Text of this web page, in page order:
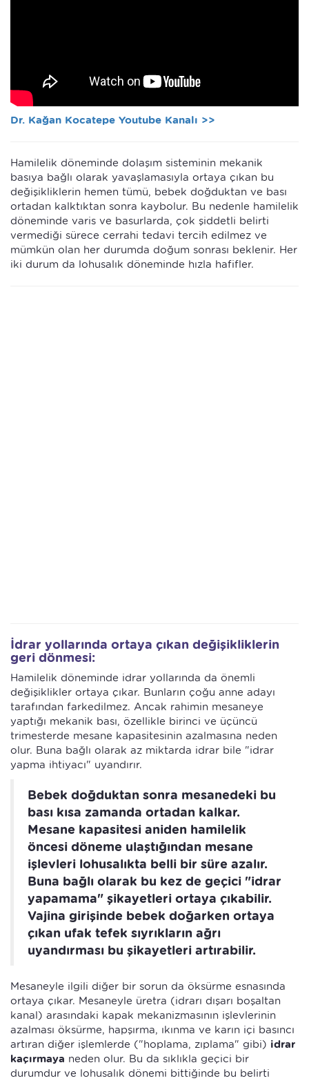
Dr. Kağan Kocatepe Youtube Kanalı >>
Hamilelik döneminde dolaşım sisteminin mekanik
basıya bağlı olarak yavaşlamasıyla ortaya çıkan bu
değişikliklerin hemen tümü, bebek doğduktan ve bası
ortadan kalktıktan sonra kaybolur. Bu nedenle hamilelik
döneminde varis ve basurlarda, çok şiddetli belirti
vermediği sürece cerrahi tedavi tercih edilmez ve
mümkün olan her durumda doğum sonrası beklenir. Her
iki durum da lohusalık döneminde hızla hafifler.
İdrar yollarında ortaya çıkan değişikliklerin
geri dönmesi:
Hamilelik döneminde idrar yollarında da önemli
değişiklikler ortaya çıkar. Bunların çoğu anne adayı
tarafından farkedilmez. Ancak rahimin mesaneye
yaptığı mekanik bası, özellikle birinci ve üçüncü
trimesterde mesane kapasitesinin azalmasına neden
olur. Buna bağlı olarak az miktarda idrar bile "idrar
yapma ihtiyacı" uyandırır.
Bebek doğduktan sonra mesanedeki bu
bası kısa zamanda ortadan kalkar.
Mesane kapasitesi aniden hamilelik
öncesi döneme ulaştığından mesane
işlevleri lohusalıkta belli bir süre azalır.
Buna bağlı olarak bu kez de geçici "idrar
yapamama" şikayetleri ortaya çıkabilir.
Vajina girişinde bebek doğarken ortaya
çıkan ufak tefek sıyrıkların ağrı
uyandırması bu şikayetleri artırabilir.
Mesaneyle ilgili diğer bir sorun da öksürme esnasında
ortaya çıkar. Mesaneyle üretra (idrarı dışarı boşaltan
kanal) arasındaki kapak mekanizmasının işlevlerinin
azalması öksürme, hapşırma, ıkınma ve karın içi basıncı
artıran diğer işlemlerde ("hoplama, zıplama" gibi) idrar
kaçırmaya neden olur. Bu da sıklıkla geçici bir
durumdur ve lohusalık dönemi bittiğinde bu belirti